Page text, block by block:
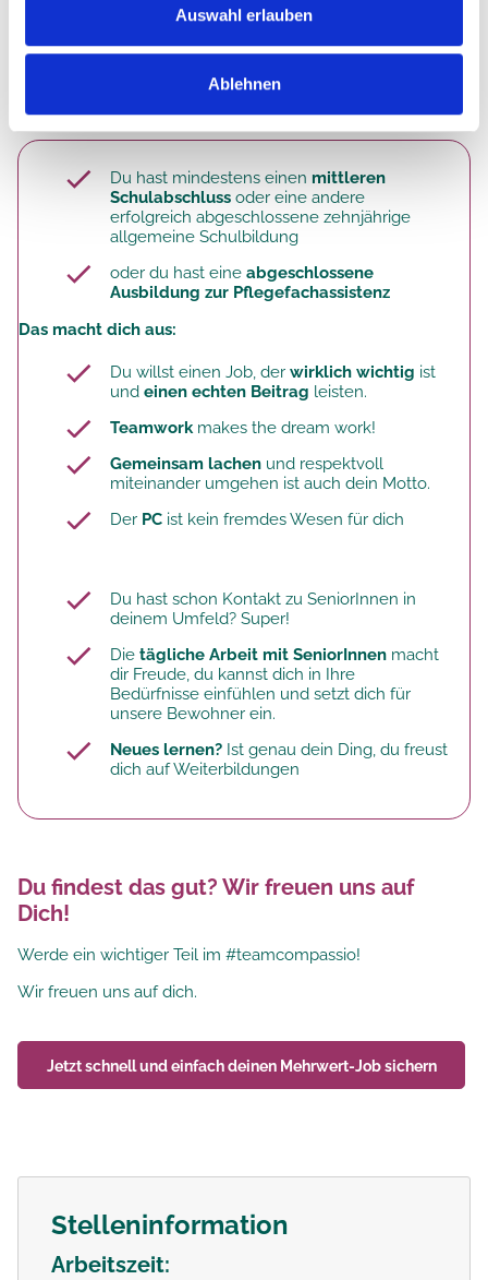
Auswahl erlauben
Ablehnen
Das bist du. Deine Qualifikation.
Du hast mindestens einen mittleren
Schulabschluss oder eine andere
erfolgreich abgeschlossene zehnjährige
allgemeine Schulbildung
oder du hast eine abgeschlossene
Ausbildung zur Pflegefachassistenz
Das macht dich aus:
Du willst einen Job, der wirklich wichtig ist
und einen echten Beitrag leisten.
Teamworkmakes the dream work!
Gemeinsam lachen und respektvoll
miteinander umgehen ist auch dein Motto.
Der PC ist kein fremdes Wesen für dich
Du hast schon Kontakt zu SeniorInnen in
deinem Umfeld? Super!
Die tägliche Arbeit mit SeniorInnen macht
dir Freude, du kannst dich in Ihre
Bedürfnisse einfühlen und setzt dich für
unsere Bewohner ein.
Neues lernen? Ist genau dein Ding, du freust
dich auf Weiterbildungen
Du findest das gut? Wir freuen uns auf
Dich!
Werde ein wichtiger Teil im #teamcompassio!
Wir freuen uns auf dich.
Jetzt schnell und einfach deinen Mehrwert-Jobsichern
Stelleninformation
Arbeitszeit: